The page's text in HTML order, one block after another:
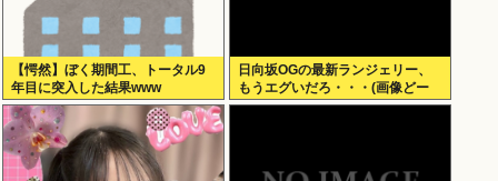
【愕然】ぼく期間工、トータル9
年目に突入した結果www
日向坂OGの最新ランジェリー、
もうエグいだろ・・・(画像どー
ん)